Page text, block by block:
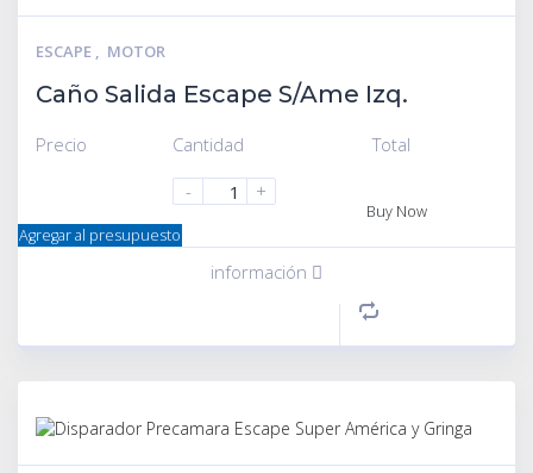
ESCAPE , MOTOR
Caño Salida Escape S/Ame Izq.
Precio
Cantidad
-
+
Total
Buy Now
Agregar al presupuesto
información